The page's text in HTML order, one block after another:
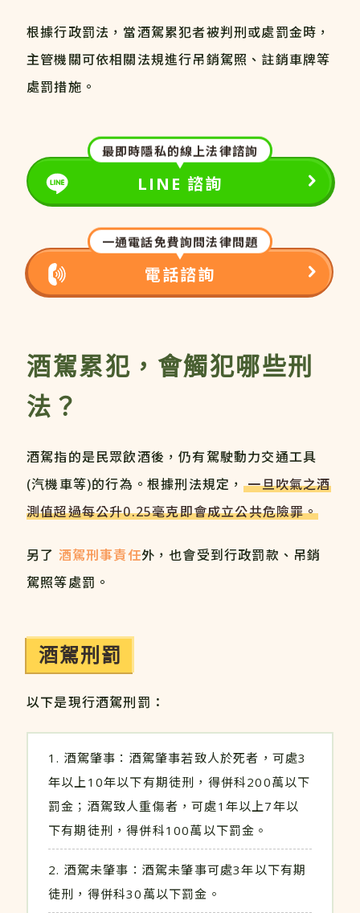
根據行政罰法，當酒駕累犯者被判刑或處罰金時，
主管機關可依相關法規進行吊銷駕照、註銷車牌等
處罰措施。
最即時隱私的線上法律諮詢
LINE 諮詢
一通電話免費詢問法律問題
電話諮詢
酒駕累犯，會觸犯哪些刑
法？
酒駕指的是民眾飲酒後，仍有駕駛動力交通工具
(汽機車等)的行為。根據刑法規定， 一旦吹氣之酒
測值超過每公升0.25毫克即會成立公共危險罪。
另了 酒駕刑事責任外，也會受到行政罰款、吊銷
駕照等處罰。
酒駕刑罰
以下是現行酒駕刑罰：
酒駕肇事：酒駕肇事若致人於死者，可處3
年以上10年以下有期徒刑，得併科200萬以下
罰金；酒駕致人重傷者，可處1年以上7年以
下有期徒刑，得併科100萬以下罰金。
酒駕未肇事：酒駕未肇事可處3年以下有期
徒刑，得併科30萬以下罰金。